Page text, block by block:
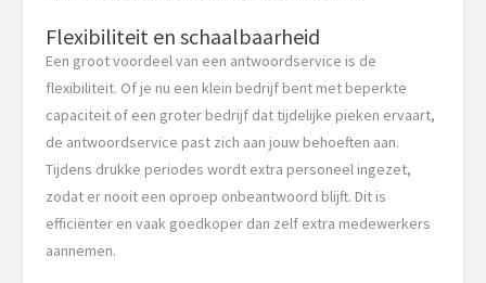
Flexibiliteit en schaalbaarheid
Een groot voordeel van een antwoordservice is de
flexibiliteit. Of je nu een klein bedrijf bent met beperkte
capaciteit of een groter bedrijf dat tijdelijke pieken ervaart,
de antwoordservice past zich aan jouw behoeften aan.
Tijdens drukke periodes wordt extra personeel ingezet,
zodat er nooit een oproep onbeantwoord blijft. Dit is
efficiënter en vaak goedkoper dan zelf extra medewerkers
aannemen.